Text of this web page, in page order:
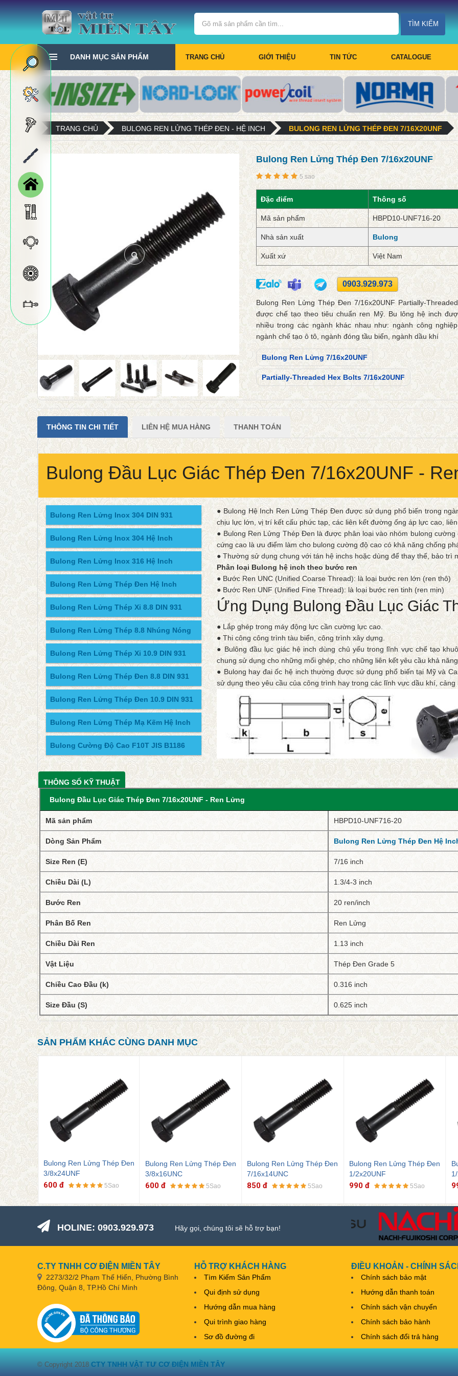
TÌM KIẾM
DANH MỤC SẢN PHẨM TRANG CHỦ GIỚI THIỆU TIN TỨC CATALOGUE
TRANG CHỦ BULONG REN LỬNG THÉP ĐEN - HỆ INCH BULONG REN LỬNG THÉP ĐEN 7/16X20UNF
Bulong Ren Lửng Thép Đen 7/16x20UNF
5 sao
Đặc điểm Thông số
Mã sản phẩm HBPD10-UNF716-20
Nhà sản xuất Bulong
Xuất xứ Việt Nam
0903.929.973
Bulong Ren Lửng Thép Đen 7/16x20UNF Partially-
được chế tạo theo tiêu chuẩn ren Mỹ. Bu lông hệ inch
nhiều trong các ngành khác nhau như: ngành công
ngành chế tạo ô tô, ngành đóng tầu biển, ngành dầu khí
Bulong Ren Lửng 7/16x20UNF
Partially-Threaded Hex Bolts 7/16x20UNF
THÔNG TIN CHI TIẾT LIÊN HỆ MUA HÀNG THANH TOÁN
Bulong Đầu Lục Giác Thép Đen 7/16x20UNF -
Bulong Ren Lửng Inox 304 DIN 931
Bulong Ren Lửng Inox 304 Hệ Inch
Bulong Ren Lửng Inox 316 Hệ Inch
Bulong Ren Lửng Thép Đen Hệ Inch
Bulong Ren Lửng Thép Xi 8.8 DIN 931
Bulong Ren Lửng Thép 8.8 Nhúng Nóng
Bulong Ren Lửng Thép Xi 10.9 DIN 931
Bulong Ren Lửng Thép Đen 8.8 DIN 931
Bulong Ren Lửng Thép Đen 10.9 DIN 931
Bulong Ren Lửng Thép Mạ Kẽm Hệ Inch
Bulong Cường Độ Cao F10T JIS B1186
● Bulong Hệ Inch Ren Lửng Thép Đen được sử dụng phổ biến trong
chịu lực lớn, vị trí kết cấu phức tạp, các liên kết đường ống áp lực cao,
● Bulong Ren Lửng Thép Đen là được phân loại vào nhóm bulong
cứng cao là ưu điểm làm cho bulong cường độ cao có khả năng chống
● Thường sử dụng chung với tán hệ inchs hoặc dùng để thay thế, bảo trì
Phân loại Bulong hệ inch theo bước ren
● Bước Ren UNC (Unified Coarse Thread): là loại bước ren lớn (ren thô)
● Bước Ren UNF (Unified Fine Thread): là loại bước ren tinh (ren mịn)
Ứng Dụng Bulong Đầu Lục Giác
● Lắp ghép trong máy động lực cần cường lực cao.
● Thi công công trình tàu biển, công trình xây dựng.
● Bulông đầu lục giác hệ inch dùng chủ yếu trong lĩnh vực chế tạo
chung sử dụng cho những mối ghép, cho những liên kết yêu cầu khả
● Bulong hay đai ốc hệ inch thường được sử dụng phổ biến tại Mỹ và
sử dụng theo yêu cầu của công trình hay trong các lĩnh vực dầu khí, cảng
THÔNG SỐ KỸ THUẬT
Bulong Đầu Lục Giác Thép Đen 7/16x20UNF - Ren Lửng
Mã sản phẩm HBPD10-UNF716-20
Dòng Sản Phẩm Bulong Ren Lửng Thép Đen Hệ
Size Ren (E) 7/16 inch
Chiều Dài (L) 1.3/4-3 inch
Bước Ren 20 ren/inch
Phân Bố Ren Ren Lửng
Chiều Dài Ren 1.13 inch
Vật Liệu Thép Đen Grade 5
Chiều Cao Đầu (k) 0.316 inch
Size Đầu (S) 0.625 inch
SẢN PHẨM KHÁC CÙNG DANH MỤC
Đen
5Sao
Bulong Ren Lửng Thép Đen
3/8x16UNC
600 đ 5Sao
Bulong Ren Lửng Thép Đen
7/16x14UNC
850 đ 5Sao
Bulong Ren Lửng Thép Đen
1/2x20UNF
990 đ 5Sao
Bulong Ren Lửng Thép Đen
1/2x13UNC
990 đ 5Sao
HOLINE: 0903.929.973 Hãy gọi, chúng tôi sẽ hỗ trợ bạn!
C.TY TNHH CƠ ĐIỆN MIỀN TÂY
2273/32/2 Phạm Thế Hiển, Phường Bình
Đông, Quận 8, TP.Hồ Chí Minh
HỖ TRỢ KHÁCH HÀNG
Tìm Kiếm Sản Phẩm
Qui định sử dụng
Hướng dẫn mua hàng
Qui trình giao hàng
Sơ đồ đường đi
ĐIỀU KHOẢN - CHÍNH
Chính sách bảo mật
Hướng dẫn thanh toán
Chính sách vận chuyển
Chính sách bảo hành
Chính sách đổi trả hàng
© Copyright 2018 CTY TNHH VẬT TƯ CƠ ĐIỆN MIỀN TÂY